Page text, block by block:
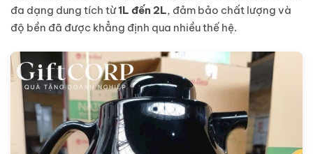
đa dạng dung tích từ1L đến 2L, đảm bảo chất lượng và
độ bền đã được khẳng định qua nhiều thế hệ.